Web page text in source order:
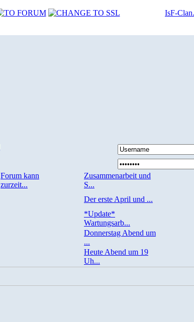
IsF-
Forum kann
zurzeit...
Zusammenarbeit und
S...
Der erste April und ...
*Update*
Wartungsarb...
Donnerstag Abend um
...
Heute Abend um 19
Uh...